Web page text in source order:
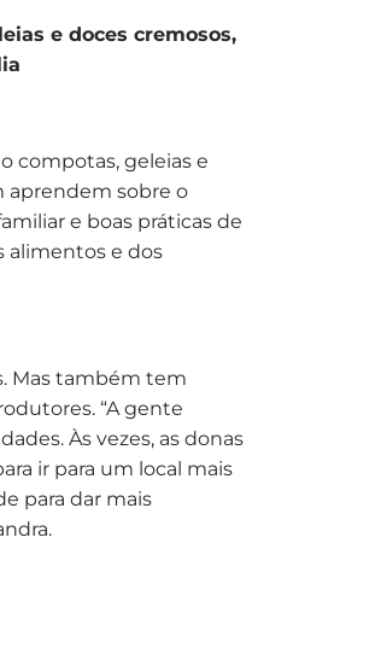
e doces cremosos,
compotas, geleias e
aprendem sobre o
e boas práticas de
alimentos e dos
Mas também tem
“A gente
Às vezes, as donas
ir para um local mais
para dar mais